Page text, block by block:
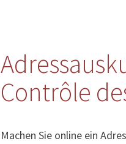
Contrôle
Machen Sie online ein